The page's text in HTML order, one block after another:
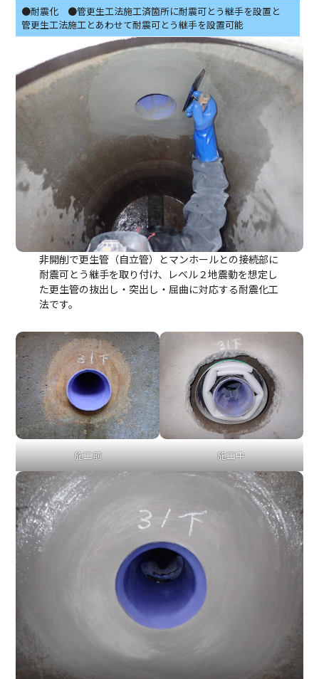
●耐震化 ●管更生工法施工済箇所に耐震可とう継手を設置と
管更生工法施工とあわせて耐震可とう継手を設置可能
非開削で更生管（自立管）とマンホールとの接続部に
耐震可とう継手を取り付け、レベル２地震動を想定し
た更生管の抜出し・突出し・屈曲に対応する耐震化工
法です。
施工前 施工中